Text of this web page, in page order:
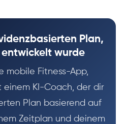
Plan,
wurde
mobile Fitness-App,
KI-Coach, der dir
Plan basierend auf
Zeitplan und deinem